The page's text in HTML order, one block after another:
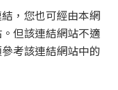
，您也可經由本網
但該連結網站不適
考該連結網站中的